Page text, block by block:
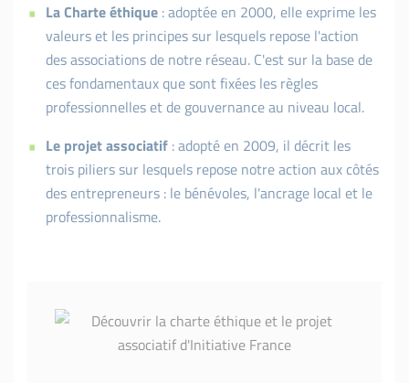
La Charte éthique : adoptée en 2000, elle exprime les
valeurs et les principes sur lesquels repose l'action
des associations de notre réseau. C'est sur la base de
ces fondamentaux que sont fixées les règles
professionnelles et de gouvernance au niveau local.
Le projet associatif : adopté en 2009, il décrit les
trois piliers sur lesquels repose notre action aux côtés
des entrepreneurs : le bénévoles, l'ancrage local et le
professionnalisme.